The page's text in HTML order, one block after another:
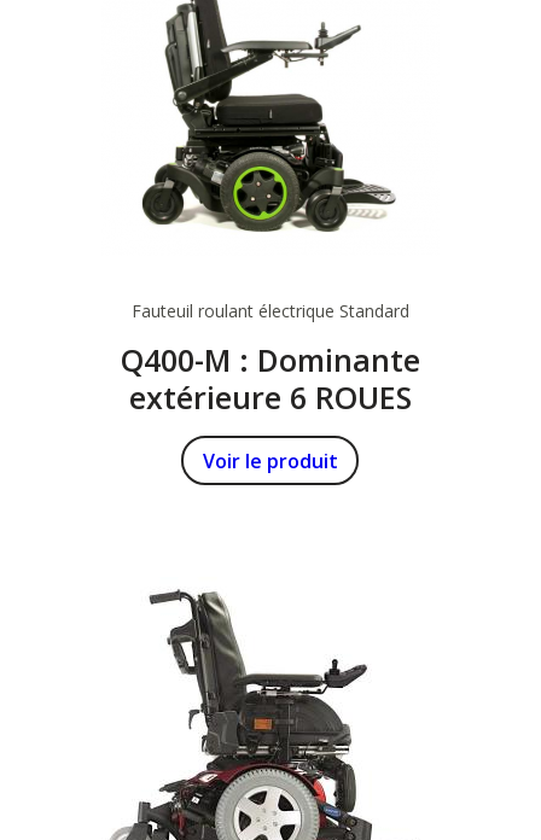
Fauteuil roulant électrique Standard
Q400-M : Dominante
extérieure 6 ROUES
Voir le produit